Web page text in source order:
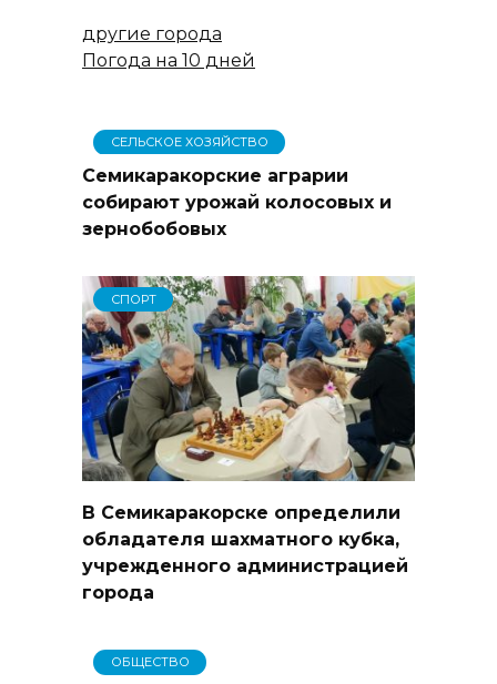
другие города
Погода на 10 дней
СЕЛЬСКОЕ ХОЗЯЙСТВО
Семикаракорские аграрии
собирают урожай колосовых и
зернобобовых
СПОРТ
В Семикаракорске определили
обладателя шахматного кубка,
учрежденного администрацией
города
ОБЩЕСТВО